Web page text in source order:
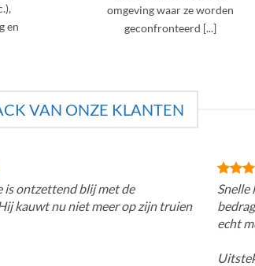
en
omgeving waar ze worden
geconfronteerd [...]
VAN ONZE KLANTEN
is ontzettend blij met de
kauwt nu niet meer op zijn truien
Snelle
echt